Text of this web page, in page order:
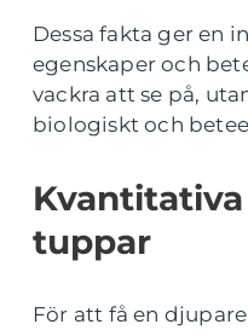
Dessa fakta ger en
egenskaper och
vackra att se på,
biologiskt och
tuppar
För att få en